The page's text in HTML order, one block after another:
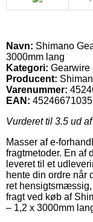
Navn: Shimano
3000mm lang
Kategori: Gearwire
Producent:
Varenummer:
EAN:
Vurderet til 3.5 ud
Masser af e-
fragtmetoder. En af
leveret til et
hente din ordre når
ret
fragt ved køb af
– 1,2 x 3000mm